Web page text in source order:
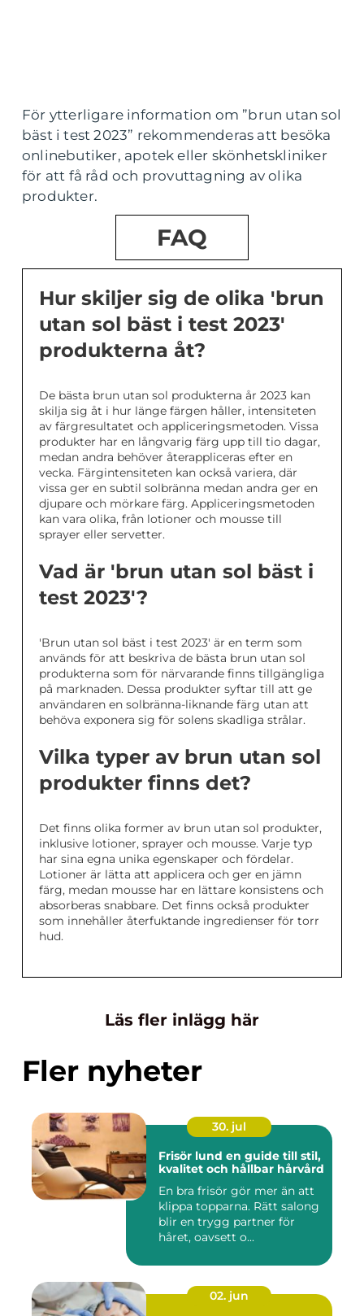
För ytterligare information om ”brun utan sol
bäst i test 2023” rekommenderas att besöka
onlinebutiker, apotek eller skönhetskliniker
för att få råd och provuttagning av olika
produkter.
FAQ
Hur skiljer sig de olika 'brun
utan sol bäst i test 2023'
produkterna åt?
De bästa brun utan sol produkterna år 2023 kan
skilja sig åt i hur länge färgen håller, intensiteten
av färgresultatet och appliceringsmetoden. Vissa
produkter har en långvarig färg upp till tio dagar,
medan andra behöver återappliceras efter en
vecka. Färgintensiteten kan också variera, där
vissa ger en subtil solbränna medan andra ger en
djupare och mörkare färg. Appliceringsmetoden
kan vara olika, från lotioner och mousse till
sprayer eller servetter.
Vad är 'brun utan sol bäst i
test 2023'?
'Brun utan sol bäst i test 2023' är en term som
används för att beskriva de bästa brun utan sol
produkterna som för närvarande finns tillgängliga
på marknaden. Dessa produkter syftar till att ge
användaren en solbränna-liknande färg utan att
behöva exponera sig för solens skadliga strålar.
Vilka typer av brun utan sol
produkter finns det?
Det finns olika former av brun utan sol produkter,
inklusive lotioner, sprayer och mousse. Varje typ
har sina egna unika egenskaper och fördelar.
Lotioner är lätta att applicera och ger en jämn
färg, medan mousse har en lättare konsistens och
absorberas snabbare. Det finns också produkter
som innehåller återfuktande ingredienser för torr
hud.
Läs fler inlägg här
Fler nyheter
30. jul
Frisör lund en guide till stil,
kvalitet och hållbar hårvård
En bra frisör gör mer än att
klippa topparna. Rätt salong
blir en trygg partner för
håret, oavsett o...
02. jun